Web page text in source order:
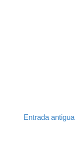
Entrada antigua